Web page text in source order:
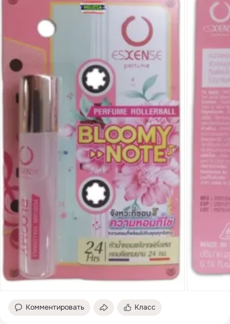
Комментировать Класс